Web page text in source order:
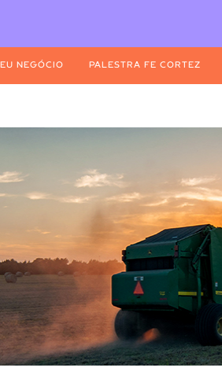
NEGÓCIO PALESTRA FE CORTEZ